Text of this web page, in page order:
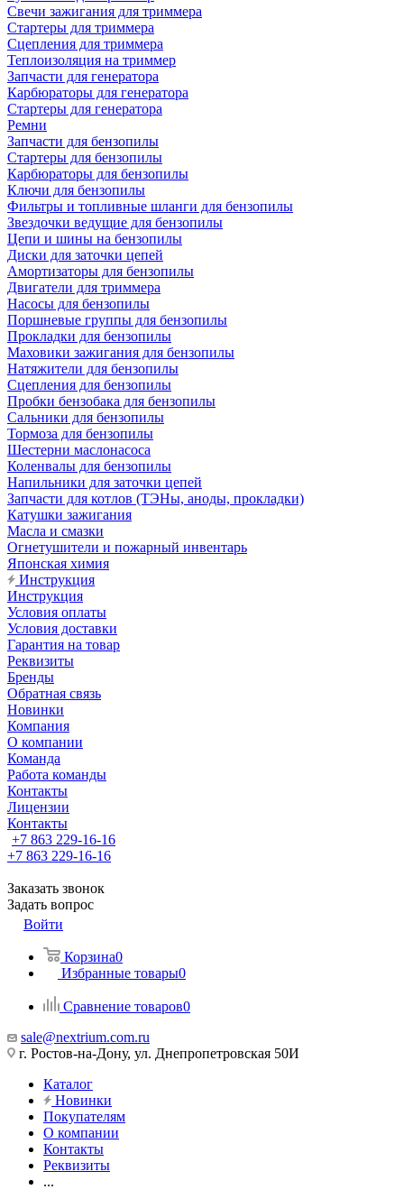
Свечи зажигания для триммера
Стартеры для триммера
Сцепления для триммера
Теплоизоляция на триммер
Запчасти для генератора
Карбюраторы для генератора
Стартеры для генератора
Ремни
Запчасти для бензопилы
Стартеры для бензопилы
Карбюраторы для бензопилы
Ключи для бензопилы
Фильтры и топливные шланги для бензопилы
Звездочки ведущие для бензопилы
Цепи и шины на бензопилы
Диски для заточки цепей
Амортизаторы для бензопилы
Двигатели для триммера
Насосы для бензопилы
Поршневые группы для бензопилы
Прокладки для бензопилы
Маховики зажигания для бензопилы
Натяжители для бензопилы
Сцепления для бензопилы
Пробки бензобака для бензопилы
Сальники для бензопилы
Тормоза для бензопилы
Шестерни маслонасоса
Коленвалы для бензопилы
Напильники для заточки цепей
Запчасти для котлов (ТЭНы, аноды, прокладки)
Катушки зажигания
Масла и смазки
Огнетушители и пожарный инвентарь
Японская химия
Инструкция
Инструкция
Условия оплаты
Условия доставки
Гарантия на товар
Реквизиты
Бренды
Обратная связь
Новинки
Компания
О компании
Команда
Работа команды
Контакты
Лицензии
Контакты
+7 863 229-16-16
+7 863 229-16-16
Заказать звонок
Задать вопрос
Войти
Корзина0
Избранные товары0
Сравнение товаров0
sale@nextrium.com.ru
г. Ростов-на-Дону, ул. Днепропетровская 50И
Каталог
Новинки
Покупателям
О компании
Контакты
Реквизиты
...